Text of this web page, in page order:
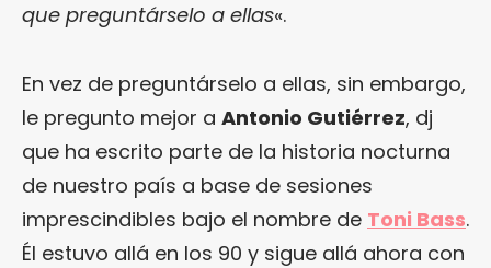
que preguntárselo a ellas«.
En vez de preguntárselo a ellas, sin embargo,
le pregunto mejor a Antonio Gutiérrez, dj
que ha escrito parte de la historia nocturna
de nuestro país a base de sesiones
imprescindibles bajo el nombre de Toni Bass.
Él estuvo allá en los 90 y sigue allá ahora con